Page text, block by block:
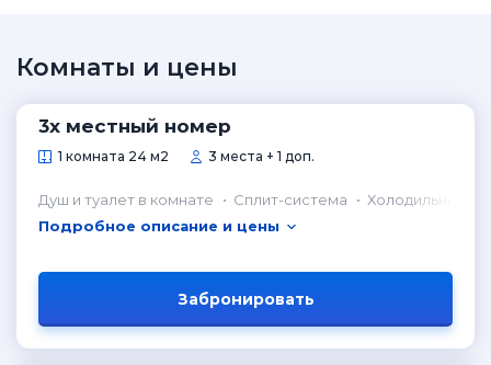
Комнаты и цены
3х местный номер
1 комната 24 м2 3 места + 1 доп.
Душ и туалет в комнате Сплит-система
Холодильник в
Подробное описание и цены
Забронировать